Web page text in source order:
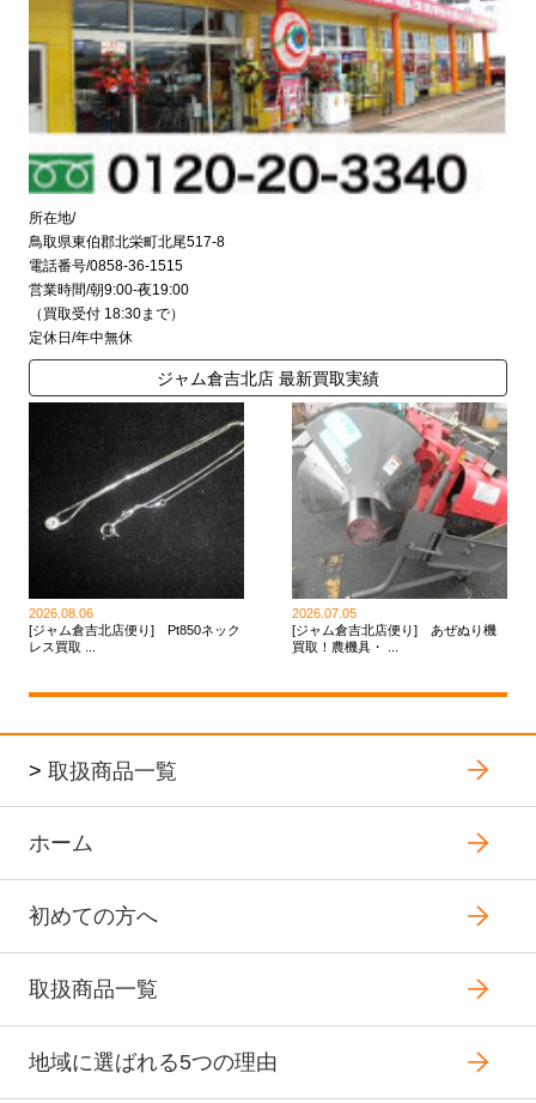
所在地/
鳥取県東伯郡北栄町北尾517-8
電話番号/0858-36-1515
営業時間/朝9:00-夜19:00
（買取受付 18:30まで）
定休日/年中無休
ジャム倉吉北店 最新買取実績
2026.08.06
[ジャム倉吉北店便り] Pt850ネック
レス買取 ...
2026.07.05
[ジャム倉吉北店便り] あぜぬり機
買取！農機具・ ...
> 取扱商品一覧
ホーム
初めての方へ
取扱商品一覧
地域に選ばれる5つの理由